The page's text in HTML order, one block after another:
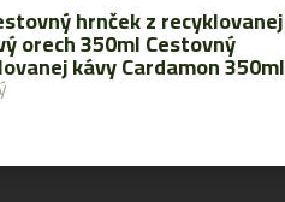
hrnček z recyklovanej
orech 350ml Cestovný
kávy Cardamon 350ml